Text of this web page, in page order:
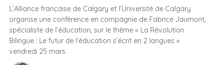
L’Alliance française de Calgary et l’Université de Calgary
organise une conférence en compagnie de Fabrice Jaumont,
spécialiste de l’éducation, sur le thème « La Révolution
Bilingue : Le futur de l’éducation s’écrit en 2 langues »
vendredi 25 mars.